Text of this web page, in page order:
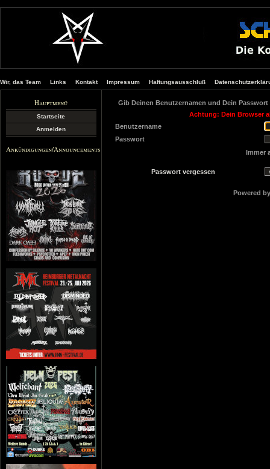
Wir, das Team Links Kontakt Impressum Haftungsausschluß
Hauptmenü
Startseite
Anmelden
Ankündigungen/Announcements
Gib Deinen Benutzernamen und Dein
Achtung: Dein Browser
Benutzername
Passwort
Immer
Passwort vergessen
Powered